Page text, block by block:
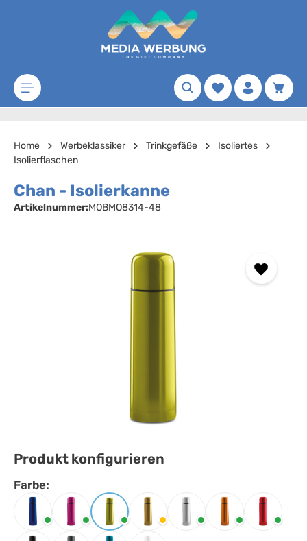
Zum Hauptinhalt springen
Merkzettel
Home Werbeklassiker Trinkgefäße
Isoliertes
Isolierflaschen
Chan - Isolierkanne
Artikelnummer:MOBMO8314-48
Produkt konfigurieren
Farbe:
Farbe auswählen
Blau Fuchsie Limette Matt goldenMattsilberOrange Rot